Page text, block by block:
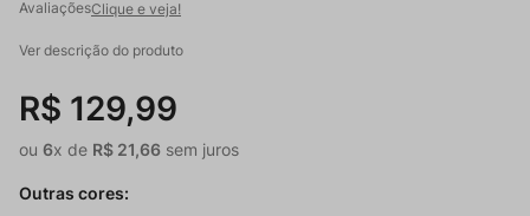
Clique e veja!
Ver descrição do produto
R$ 129,99
ou 6x de R$ 21,66 sem juros
Outras cores: